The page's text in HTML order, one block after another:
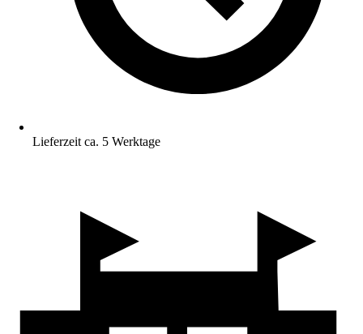
Lieferzeit ca. 5 Werktage